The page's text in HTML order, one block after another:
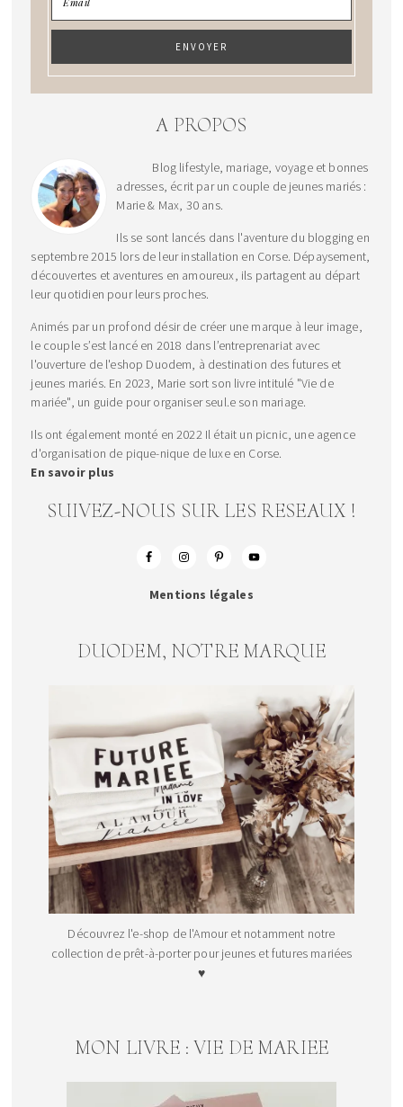
A PROPOS
Blog lifestyle, mariage, voyage et bonnes
adresses, écrit par un couple de jeunes mariés :
Marie & Max, 30 ans.
Ils se sont lancés dans l'aventure du blogging en
septembre 2015 lors de leur installation en Corse. Dépaysement,
découvertes et aventures en amoureux, ils partagent au départ
leur quotidien pour leurs proches.
Animés par un profond désir de créer une marque à leur image,
le couple s’est lancé en 2018 dans l’entreprenariat avec
l'ouverture de l'eshop Duodem, à destination des futures et
jeunes mariés. En 2023, Marie sort son livre intitulé "Vie de
mariée", un guide pour organiser seul.e son mariage.
Ils ont également monté en 2022 Il était un picnic, une agence
d'organisation de pique-nique de luxe en Corse.
En savoir plus
SUIVEZ-NOUS SUR LES RESEAUX !
Mentions légales
DUODEM, NOTRE MARQUE
Découvrez l'e-shop de l'Amour et notamment notre
collection de prêt-à-porter pour jeunes et futures mariées
♥
MON LIVRE : VIE DE MARIEE